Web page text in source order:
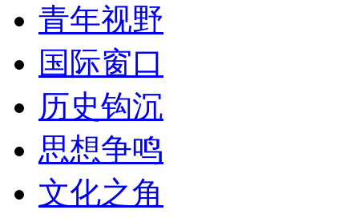
青年视野
国际窗口
历史钩沉
思想争鸣
文化之角